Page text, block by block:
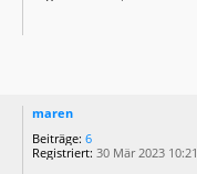
maren
Beiträge: 6
Registriert: 30 Mär 2023 10:21